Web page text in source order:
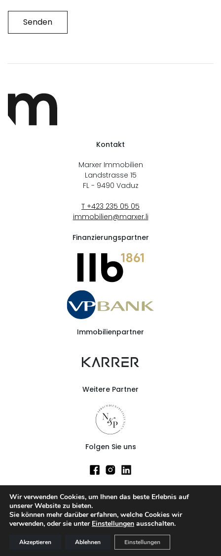
Senden
Kontakt
Marxer Immobilien
Landstrasse 15
FL - 9490 Vaduz
T +423 235 05 05
immobilien@marxer.li
Finanzierungspartner
Immobilienpartner
Weitere Partner
Folgen Sie uns
Gewerbeimmobilien
Immobilie mieten
Immobilie kaufen
Wir verwenden Cookies, um Ihnen das beste Erlebnis auf
unserer Website zu bieten.
Sie können mehr darüber erfahren, welche Cookies wir
verwenden, oder sie unter Einstellungen ausschalten.
Akzeptieren Ablehnen Einstellungen